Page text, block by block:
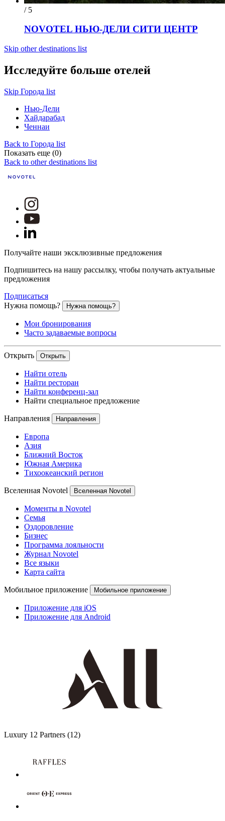
/ 5
NOVOTEL НЬЮ-ДЕЛИ СИТИ ЦЕНТР
Skip other destinations list
Исследуйте больше отелей
Skip Города list
Нью-Дели
Хайдарабад
Ченнаи
Back to Города list
Показать еще (0)
Back to other destinations list
Получайте наши эксклюзивные предложения
Подпишитесь на нашу рассылку, чтобы получать актуальные
предложения
Подписаться
Нужна помощь?
Нужна помощь?
Мои бронирования
Часто задаваемые вопросы
Открыть Открыть
Найти отель
Найти ресторан
Найти конференц-зал
Найти специальное предложение
Направления Направления
Европа
Азия
Ближний Восток
Южная Америка
Тихоокеанский регион
Вселенная Novotel Вселенная Novotel
Моменты в Novotel
Семья
Оздоровление
Бизнес
Программа лояльности
Журнал Novotel
Все языки
Карта сайта
Мобильное приложение Мобильное приложение
Приложение для iOS
Приложение для Android
Luxury 12 Partners (12)